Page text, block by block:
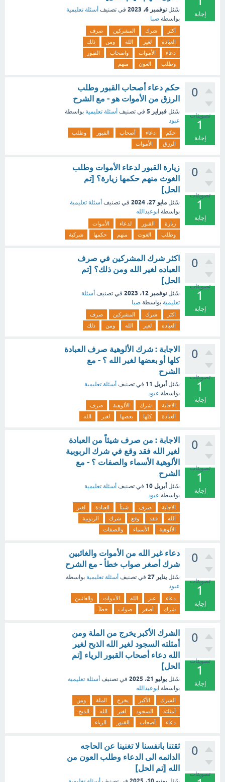
إجابة
سُئل نوفمبر 6، 2023 في تصنيف أسئلة تعليمية
بواسطة صبا
أكثر شرك المشركين
صرف
العبادة
لغير الله ومن
ذلك
دعاء
الأموات واصحاب
القبور
وطلب
العون منهم
0
تصويتات
1
إجابة
حكم دعاء أصحاب القبور وطلب
الرزق من الأموات هو - مع الشرح
سُئل فبراير 5 في تصنيف أسئلة تعليمية بواسطة
عبود
حكم دعاء أصحاب القبور
وطلب
الرزق
الأموات
0
تصويتات
1
إجابة
زيارة القبور لدعاء الأموات وطلب
الغوث منهم حكمها زيارة؟ [تم
الحل]
سُئل مايو 27، 2024 في تصنيف أسئلة تعليمية
بواسطة ابوعبدالله
زيارة القبور لدعاء
الأموات
وطلب
الغوث منهم حكمها شركية
0
تصويتات
1
إجابة
اكثر شرك المشركين في صرف
العباده لغير الله ومن ذلك؟ [تم
الحل]
سُئل نوفمبر 12، 2023 في تصنيف أسئلة
تعليمية بواسطة صبا
اكثر شرك المشركين
صرف
العباده
لغير الله ومن ذلك
0
تصويتات
1
إجابة
الاجابة : شرك الألوهية صرف العبادة
كلها أو بعضها لغير الله ؟ - مع
الشرح
سُئل أبريل 11 في تصنيف أسئلة تعليمية
بواسطة عبود
الاجابة شرك الألوهية
صرف
العبادة
كلها بعضها لغير الله
0
تصويتات
1
إجابة
الاجابة : من صرف شيئاً من العبادة
لغير الله فقد وقع في شرك الربوبية
الألوهية الأسماء والصفات ؟ - مع
الشرح
سُئل أبريل 10 في تصنيف أسئلة تعليمية
بواسطة عبود
الاجابة صرف شيئاً العبادة
لغير
الله
فقد وقع شرك
الربوبية
الألوهية
الأسماء والصفات
0
تصويتات
1
إجابة
دعاء غير الله من الأموات والغائبين
شرك أصغر صواب خطأ - مع الشرح
سُئل يناير 27 في تصنيف أسئلة تعليمية بواسطة
عبود
دعاء غير الله الأموات
والغائبين
شرك
أصغر صواب خطأ
0
تصويتات
1
إجابة
الشرك الأكبر يخرج من الملة ومن
أمثلته السجود لغير الله الذبح لغير
الله دعاء أصحاب القبور الرياء [تم
الحل]
سُئل يوليو 21، 2025 في تصنيف أسئلة تعليمية
بواسطة ابوعبدالله
الشرك الأكبر يخرج الملة
ومن
أمثلته
السجود لغير الله
الذبح
دعاء
أصحاب القبور الرياء
0
تصويتات
ثقتنا بانفسنا لا تغنينا عن الحاجه
الدائمه الى الدعاء وطلب العون من
الله [تم الحل]